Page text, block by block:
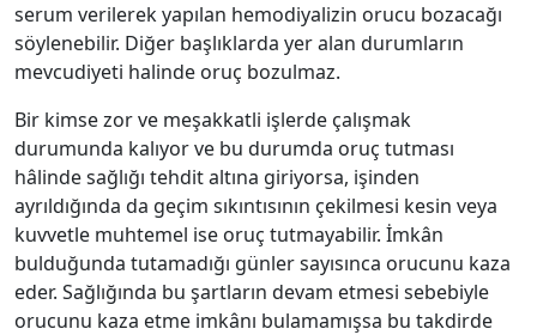
serum verilerek yapılan hemodiyalizin orucu bozacağı
söylenebilir. Diğer başlıklarda yer alan durumların
mevcudiyeti halinde oruç bozulmaz.
Bir kimse zor ve meşakkatli işlerde çalışmak
durumunda kalıyor ve bu durumda oruç tutması
hâlinde sağlığı tehdit altına giriyorsa, işinden
ayrıldığında da geçim sıkıntısının çekilmesi kesin veya
kuvvetle muhtemel ise oruç tutmayabilir. İmkân
bulduğunda tutamadığı günler sayısınca orucunu kaza
eder. Sağlığında bu şartların devam etmesi sebebiyle
orucunu kaza etme imkânı bulamamışsa bu takdirde